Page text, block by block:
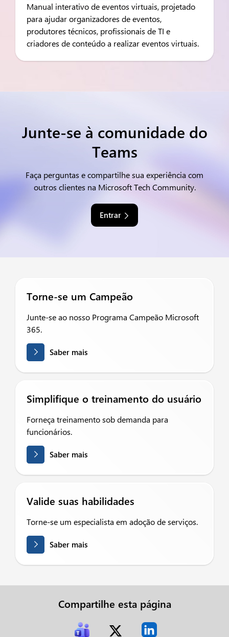
Manual interativo de eventos virtuais, projetado
para ajudar organizadores de eventos,
produtores técnicos, profissionais de TI e
criadores de conteúdo a realizar eventos virtuais.
Junte-se à comunidade do
Teams
Faça perguntas e compartilhe sua experiência com
outros clientes na Microsoft Tech Community.
Entrar
Torne-se um Campeão
Junte-se ao nosso Programa Campeão Microsoft
365.
Saber mais
Simplifique o treinamento do usuário
Forneça treinamento sob demanda para
funcionários.
Saber mais
Valide suas habilidades
Torne-se um especialista em adoção de serviços.
Saber mais
Compartilhe esta página